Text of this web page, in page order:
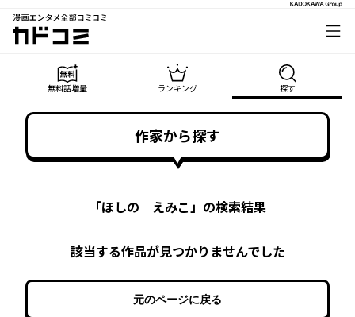
漫画エンタメ全部コミコミ
カドコミ
無料話増量 ランキング 探す
作家から探す
「ほしの えみこ」の検索結果
該当する作品が見つかりませんでした
元のページに戻る